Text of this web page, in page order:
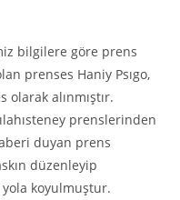
bilgilere göre prens
prenses Haniy Psıgo,
olarak alınmıştır.
prenslerinden
duyan prens
düzenleyip
koyulmuştur.